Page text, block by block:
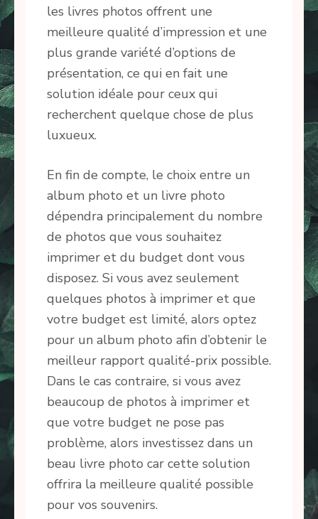
les livres photos offrent une
meilleure qualité d’impression et une
plus grande variété d’options de
présentation, ce qui en fait une
solution idéale pour ceux qui
recherchent quelque chose de plus
luxueux.
En fin de compte, le choix entre un
album photo et un livre photo
dépendra principalement du nombre
de photos que vous souhaitez
imprimer et du budget dont vous
disposez. Si vous avez seulement
quelques photos à imprimer et que
votre budget est limité, alors optez
pour un album photo afin d’obtenir le
meilleur rapport qualité-prix possible.
Dans le cas contraire, si vous avez
beaucoup de photos à imprimer et
que votre budget ne pose pas
problème, alors investissez dans un
beau livre photo car cette solution
offrira la meilleure qualité possible
pour vos souvenirs.